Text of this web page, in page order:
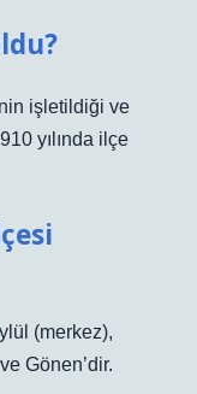
işletildiği ve
yılında ilçe
(merkez),
Gönen’dir.